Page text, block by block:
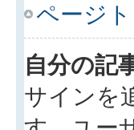
ページ
自分の記
サインを